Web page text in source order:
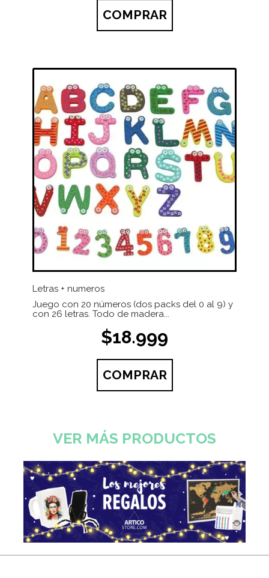
COMPRAR
Letras + numeros
Juego con 20 números (dos packs del 0 al 9) y
con 26 letras. Todo de madera...
$18.999
COMPRAR
VER MÁS PRODUCTOS